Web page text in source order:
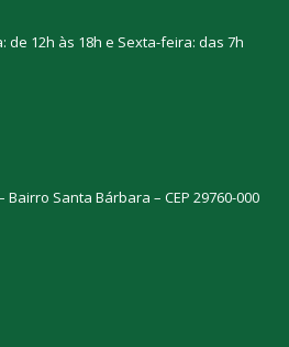
de 12h às 18h e Sexta-feira: das 7h
Bairro Santa Bárbara – CEP 29760-000